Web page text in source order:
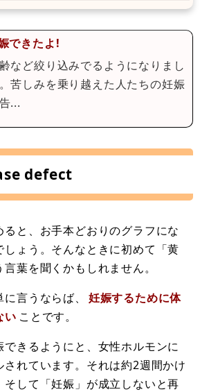
できたよ!
など絞り込みでるようになりまし
苦しみを乗り越えた人たちの妊娠
...
defect
と、お手本どおりのグラフにな
しょう。そんなときに初めて「黄
葉を聞くかもしれません。
言うならば、
妊娠するために体
い ことです。
きるようにと、女性ホルモンに
されています。それは約2週間かけ
して「妊娠」が成立しないと再